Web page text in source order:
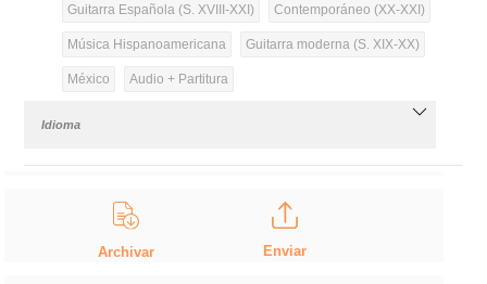
Guitarra Española (S. XVIII-XXI) Contemporáneo (XX-XXI)
Música Hispanoamericana Guitarra moderna (S. XIX-XX)
México Audio + Partitura
Idioma
Archivar Enviar